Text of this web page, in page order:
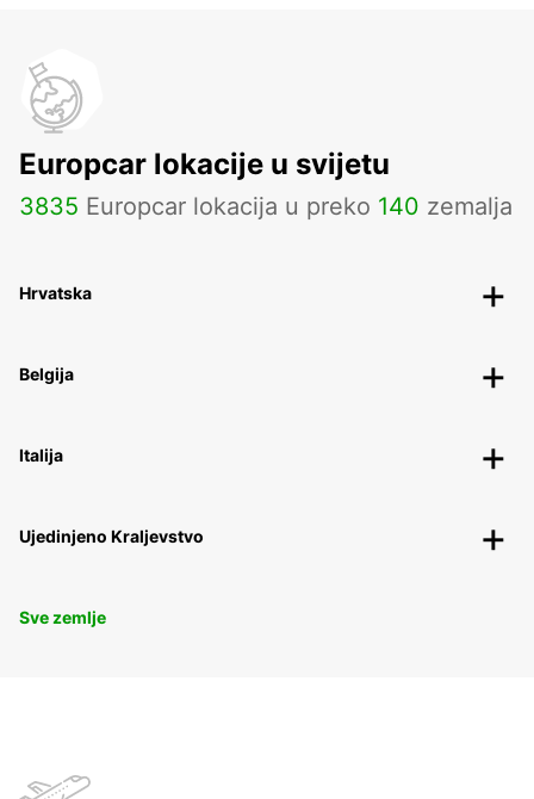
Europcar lokacije u svijetu
3835 Europcar lokacija u preko 140 zemalja
Hrvatska
Belgija
Italija
Ujedinjeno Kraljevstvo
Sve zemlje